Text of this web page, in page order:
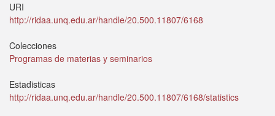
URI
http://ridaa.unq.edu.ar/handle/20.500.11807/6168
Colecciones
Programas de materias y seminarios
Estadisticas
http://ridaa.unq.edu.ar/handle/20.500.11807/6168/statistics